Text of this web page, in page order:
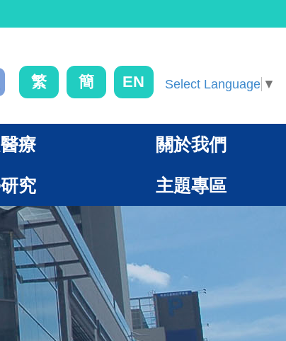
繁 簡 EN Select Language ▼
療 關於我們
究 主題專區